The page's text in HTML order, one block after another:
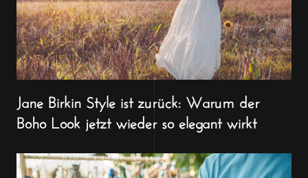
Jane Birkin Style ist zurück: Warum der
Boho Look jetzt wieder so elegant wirkt